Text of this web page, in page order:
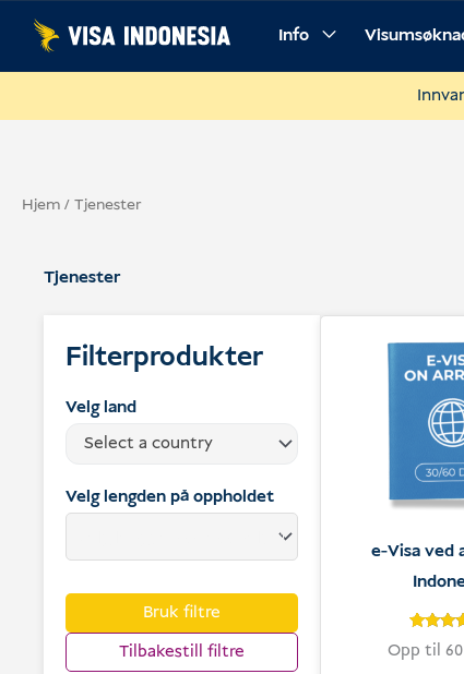
Hopp
innhold
Info
Hjem / Tjenester
Tjenester
Filterprodukter
Velg land
Select a country
Velg lengden på oppholdet
Bruk filtre
Tilbakestill filtre
e-Visa ved
Vurdert
4.9
4.9
Opp til